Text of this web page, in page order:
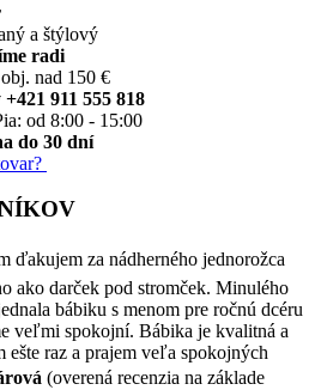
a štýlový
radi
nad 150 €
911 555 818
od 8:00 - 15:00
do 30 dní
za nádherného jednorožca
ako darček pod stromček. Minulého
bábiku s menom pre ročnú dcéru
veľmi spokojní. Bábika je kvalitná a
ešte raz a prajem veľa spokojných
(overená recenzia na základe